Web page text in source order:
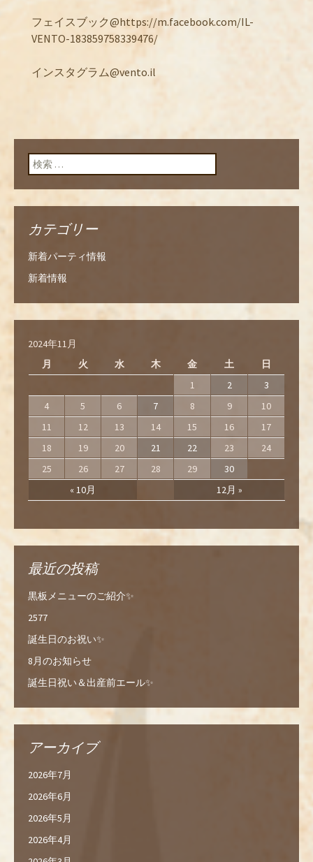
フェイスブック@https://m.facebook.com/IL-
VENTO-183859758339476/
インスタグラム@vento.il
検索:
カテゴリー
新着パーティ情報
新着情報
2024年11月
月
火 水 木 金 土 日
« 10月 12月 »
1 2
3
4
5 6 7 8 9
10
11
12 13 14 15 16
17
18
19 20 21 22 23
24
25
26 27 28 29 30
最近の投稿
黒板メニューのご紹介✨
2577
誕生日のお祝い✨
8月のお知らせ
誕生日祝い＆出産前エール✨
アーカイブ
2026年7月
2026年6月
2026年5月
2026年4月